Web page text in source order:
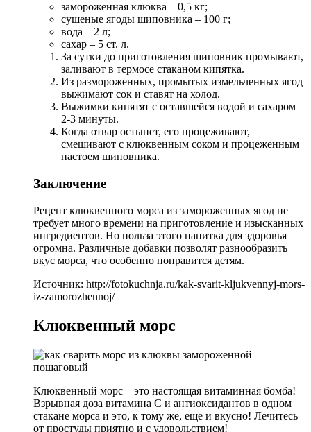
замороженная клюква – 0,5 кг;
сушеные ягоды шиповника – 100 г;
вода – 2 л;
сахар – 5 ст. л.
За сутки до приготовления шиповник промывают,
заливают в термосе стаканом кипятка.
Из размороженных, промытых измельченных ягод
выжимают сок и ставят на холод.
Выжимки кипятят с оставшейся водой и сахаром
2-3 минуты.
Когда отвар остынет, его процеживают,
смешивают с клюквенным соком и процеженным
настоем шиповника.
Заключение
Рецепт клюквенного морса из замороженных ягод не
требует много времени на приготовление и изысканных
ингредиентов. Но польза этого напитка для здоровья
огромна. Различные добавки позволят разнообразить
вкус морса, что особенно понравится детям.
Источник: http://fotokuchnja.ru/kak-svarit-kljukvennyj-mors-
iz-zamorozhennoj/
Клюквенный морс
Клюквенный морс – это настоящая витаминная бомба!
Взрывная доза витамина С и антиоксидантов в одном
стакане морса и это, к тому же, еще и вкусно! Лечитесь
от простуды приятно и с удовольствием!